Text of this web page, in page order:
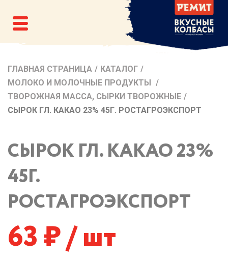
ГЛАВНАЯ СТРАНИЦА / КАТАЛОГ /
МОЛОКО И МОЛОЧНЫЕ ПРОДУКТЫ /
ТВОРОЖНАЯ МАССА, СЫРКИ ТВОРОЖНЫЕ /
СЫРОК ГЛ. КАКАО 23% 45Г. РОСТАГРОЭКСПОРТ
СЫРОК ГЛ. КАКАО 23%
45Г.
РОСТАГРОЭКСПОРТ
63 / шт